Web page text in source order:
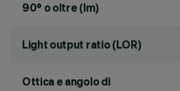
90° o oltre (lm)
Light output ratio (LOR)
Ottica e angolo di